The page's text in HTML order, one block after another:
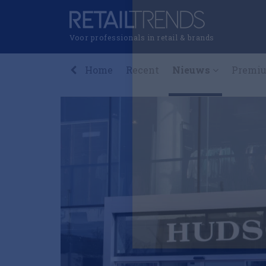
Voor professionals in retail & brands
Home Recent Nieuws